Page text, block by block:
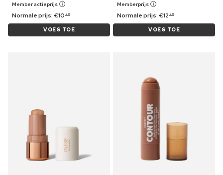
Member actieprijs
Normale prijs:€10 99
VOEG TOE
Memberprijs
Normale prijs:€12 99
VOEG TOE